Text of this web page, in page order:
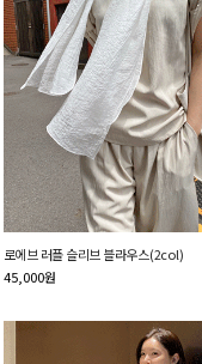
로에브 러플 슬리브 블라우스(2col)
45,000원